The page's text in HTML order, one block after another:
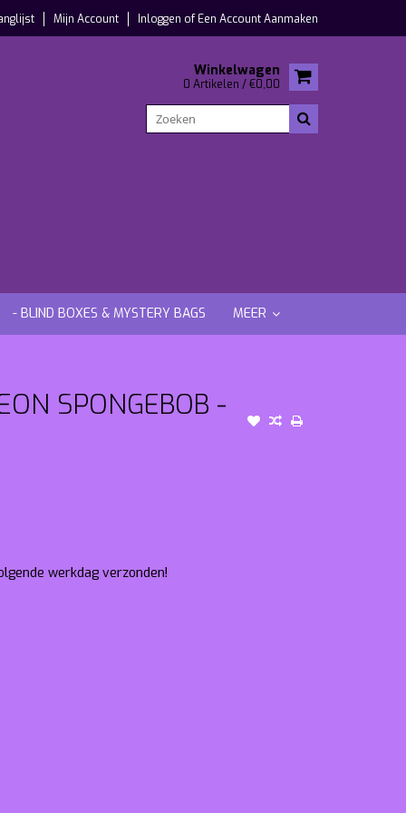
Mijn Account Inloggen ofEen Account Aanmaken
Winkelwagen
0 Artikelen / €0,00
- BLIND BOXES & MYSTERY BAGS MEER
SPONGEBOB -
werkdag verzonden!